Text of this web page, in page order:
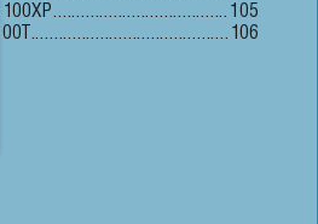
105
........................................... 106